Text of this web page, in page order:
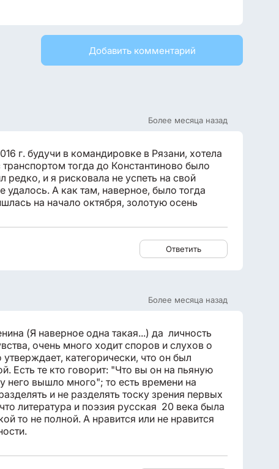
Добавить комментарий
Более месяца назад
г. будучи в командировке в Рязани, хотела
тогда до Константиново было
редко, и я рисковала не успеть на свой
удалось. А как там, наверное, было тогда
на начало октября, золотую осень
Ответить
Более месяца назад
(Я наверное одна такая...) да личность
очень много ходит споров и слухов о
утверждает, категорически, что он был
Есть те кто говорит: "Что вы он на пьяную
него вышло много"; то есть времени на
и не разделять тоску зрения первых
литература и поэзия русская 20 века была
то не полной. А нравится или не нравится